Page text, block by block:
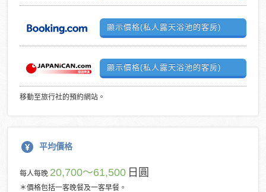
顯示價格(私人露天浴池的客房)
顯示價格(私人露天浴池的客房)
移動至旅行社的預約網站。
平均價格
每人每晚 20,700～61,500 日圓
＊價格包括一客晚餐及一客早餐。